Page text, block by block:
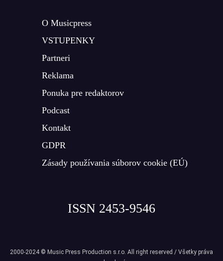
O Musicpress
VSTUPENKY
Partneri
Reklama
Ponuka pre redaktorov
Podcast
Kontakt
GDPR
Zásady používania súborov cookie (EÚ)
ISSN 2453-9546
2000-2024 © Music Press Production s.r.o. All right reserved / Všetky práva